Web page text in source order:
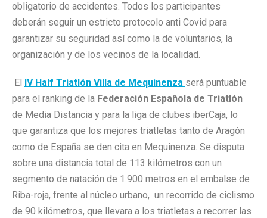
obligatorio de accidentes. Todos los participantes
deberán seguir un estricto protocolo anti Covid para
garantizar su seguridad así como la de voluntarios, la
organización y de los vecinos de la localidad.
El IV Half Triatlón Villa de Mequinenza será puntuable
para el ranking de la Federación Española de Triatlón
de Media Distancia y para la liga de clubes iberCaja, lo
que garantiza que los mejores triatletas tanto de Aragón
como de España se den cita en Mequinenza. Se disputa
sobre una distancia total de 113 kilómetros con un
segmento de natación de 1.900 metros en el embalse de
Riba-roja, frente al núcleo urbano, un recorrido de ciclismo
de 90 kilómetros, que llevara a los triatletas a recorrer las